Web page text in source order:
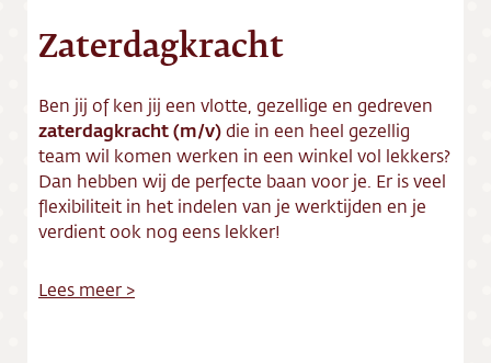
Zaterdagkracht
Ben jij of ken jij een vlotte, gezellige en gedreven
zaterdagkracht (m/v)die in een heel gezellig
team wil komen werken in een winkel vol lekkers?
Dan hebben wij de perfecte baan voor je. Er is veel
flexibiliteit in het indelen van je werktijden en je
verdient ook nog eens lekker!
Lees meer >